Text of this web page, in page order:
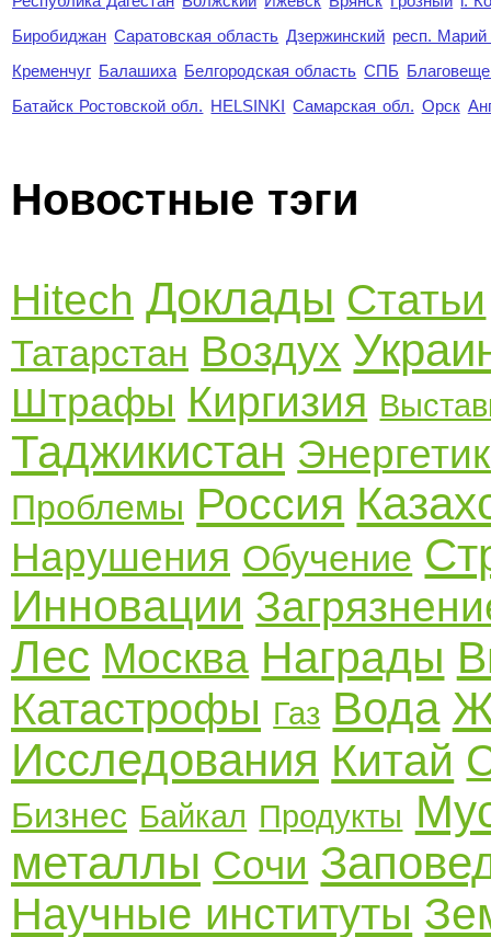
Биробиджан Саратовская область Дзержинский респ.
Кременчуг Балашиха Белгородская область СПБ
Батайск Ростовской обл. HELSINKI Самарская обл. Орск
Новостные тэги
Hitech Доклады Статьи
Татарстан Воздух
Штрафы Киргизия
Таджикистан
Проблемы Россия
Нарушения Обучение
Инновации
Лес Москва Награды
Катастрофы Газ Вода
Исследования Китай
Бизнес Байкал Продукты
металлы Сочи
Научные институты